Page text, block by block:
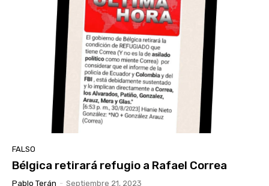
FALSO
Bélgica retirará refugio a Rafael Correa
Pablo Terán - Septiembre 21, 2023